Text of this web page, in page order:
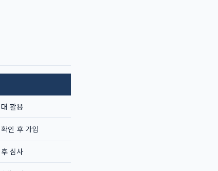
활용
인 후 가입
심사